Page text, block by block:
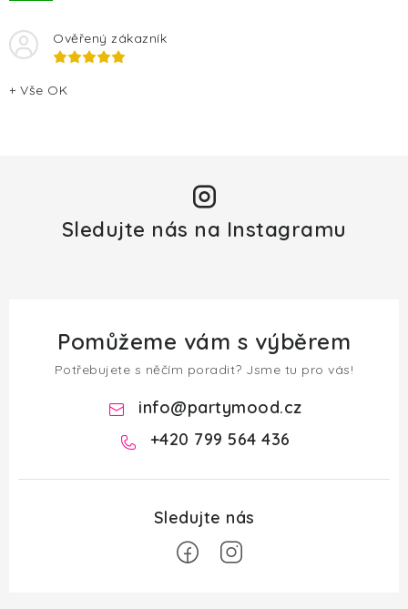
u
Ověřený zákazník
+ Vše OK
Sledujte nás na Instagramu
Pomůžeme vám s výběrem
Potřebujete s něčím poradit? Jsme tu pro vás!
info@partymood.cz
+420 799 564 436